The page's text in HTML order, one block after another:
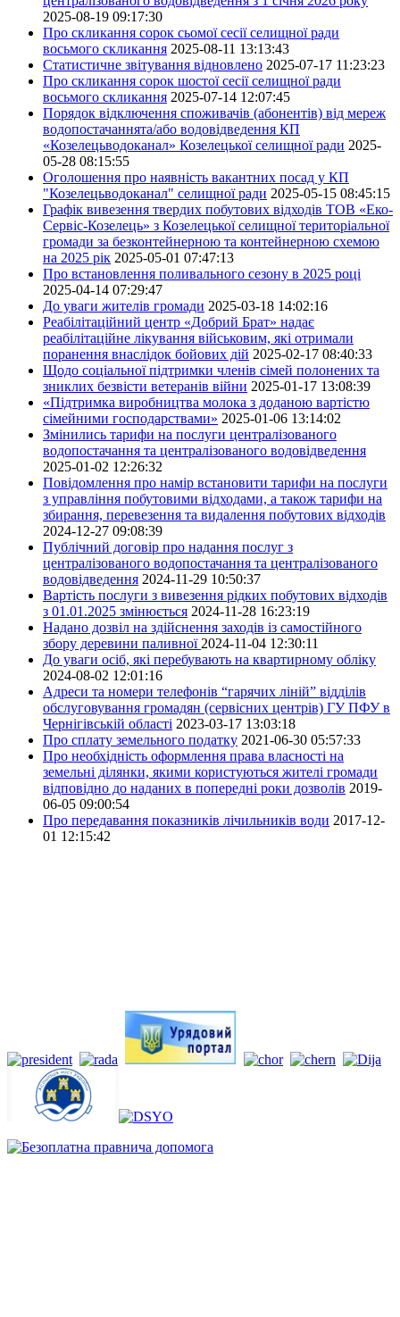
2025-08-19 09:17:30
Про скликання сорок сьомої сесії селищної ради
восьмого скликання 2025-08-11 13:13:43
Статистичне звітування відновлено 2025-07-17 11:23:23
Про скликання сорок шостої сесії селищної ради
восьмого скликання 2025-07-14 12:07:45
Порядок відключення споживачів (абонентів) від мереж
водопостачаннята/або водовідведення КП
«Козелецьводоканал» Козелецької селищної ради 2025-
05-28 08:15:55
Оголошення про наявність вакантних посад у КП
"Козелецьводоканал" селищної ради 2025-05-15 08:45:15
Графік вивезення твердих побутових відходів ТОВ «Еко-
Сервіс-Козелець» з Козелецької селищної територіальної
громади за безконтейнерною та контейнерною схемою
на 2025 рік 2025-05-01 07:47:13
Про встановлення поливального сезону в 2025 році
2025-04-14 07:29:47
До уваги жителів громади 2025-03-18 14:02:16
Реабілітаційний центр «Добрий Брат» надає
реабілітаційне лікування військовим, які отримали
поранення внаслідок бойових дій 2025-02-17 08:40:33
Щодо соціальної підтримки членів сімей полонених та
зниклих безвісти ветеранів війни 2025-01-17 13:08:39
«Підтримка виробництва молока з доданою вартістю
сімейними господарствами» 2025-01-06 13:14:02
Змінились тарифи на послуги централізованого
водопостачання та централізованого водовідведення
2025-01-02 12:26:32
Повідомлення про намір встановити тарифи на послуги
з управління побутовими відходами, а також тарифи на
збирання, перевезення та видалення побутових відходів
2024-12-27 09:08:39
Публічний договір про надання послуг з
централізованого водопостачання та централізованого
водовідведення 2024-11-29 10:50:37
Вартість послуги з вивезення рідких побутових відходів
з 01.01.2025 змінюється 2024-11-28 16:23:19
Надано дозвіл на здійснення заходів із самостійного
збору деревини паливної 2024-11-04 12:30:11
До уваги осіб, які перебувають на квартирному обліку
2024-08-02 12:01:16
Адреси та номери телефонів “гарячих ліній” відділів
обслуговування громадян (сервісних центрів) ГУ ПФУ в
Чернігівській області 2023-03-17 13:03:18
Про сплату земельного податку 2021-06-30 05:57:33
Про необхідність оформлення права власності на
земельні ділянки, якими користуються жителі громади
відповідно до наданих в попередні роки дозволів 2019-
06-05 09:00:54
Про передавання показників лічильників води 2017-12-
01 12:15:42